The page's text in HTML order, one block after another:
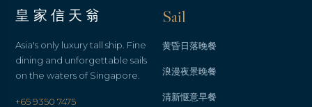
皇家信天翁
Asia's only luxury tall ship. Fine
dining and unforgettable sails
on the waters of Singapore.
+65 9350 7475
Sail
黄昏日落晚餐
浪漫夜景晚餐
清新惬意早餐